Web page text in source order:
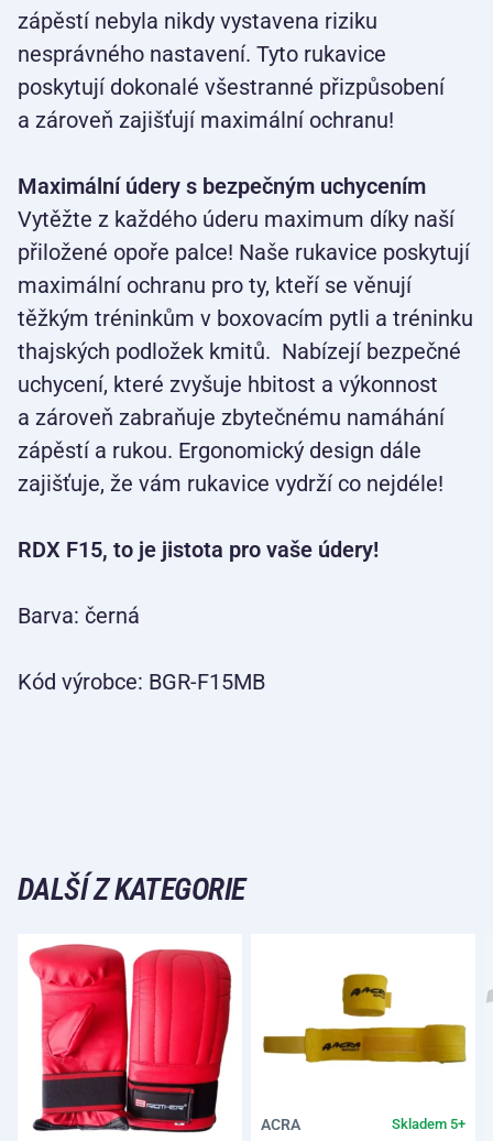
zápěstí nebyla nikdy vystavena riziku
nesprávného nastavení. Tyto rukavice
poskytují dokonalé všestranné přizpůsobení
a zároveň zajišťují maximální ochranu!
Maximální údery s bezpečným uchycením
Vytěžte z každého úderu maximum díky naší
přiložené opoře palce! Naše rukavice poskytují
maximální ochranu pro ty, kteří se věnují
těžkým tréninkům v boxovacím pytli a tréninku
thajských podložek kmitů. Nabízejí bezpečné
uchycení, které zvyšuje hbitost a výkonnost
a zároveň zabraňuje zbytečnému namáhání
zápěstí a rukou. Ergonomický design dále
zajišťuje, že vám rukavice vydrží co nejdéle!
RDX F15, to je jistota pro vaše údery!
Barva: černá
Kód výrobce: BGR-F15MB
DALŠÍ Z KATEGORIE
ACRA Skladem 5+